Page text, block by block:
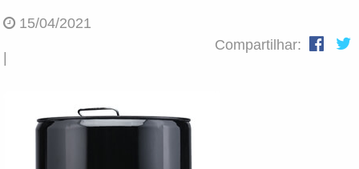
15/04/2021
|
Compartilhar: